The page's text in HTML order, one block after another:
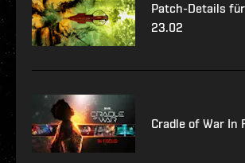
Patch-Details
23.02
Cradle of War In